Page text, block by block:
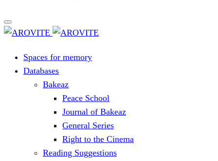
Spaces for memory
Databases
Bakeaz
Peace School
Journal of Bakeaz
General Series
Right to the Cinema
Reading Suggestions